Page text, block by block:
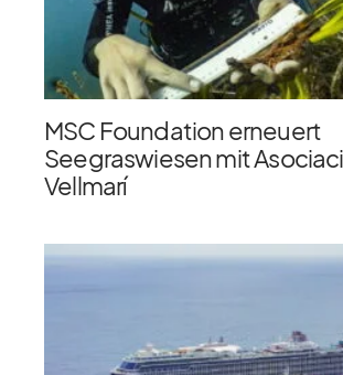
MSC Foundation erneuert
Seegraswiesen mit
Vellmarí